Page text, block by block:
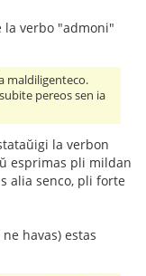
la verbo "admoni"
maldiligenteco.
pereos sen ia
la verbon
esprimas pli mildan
alia senco, pli forte
havas) estas